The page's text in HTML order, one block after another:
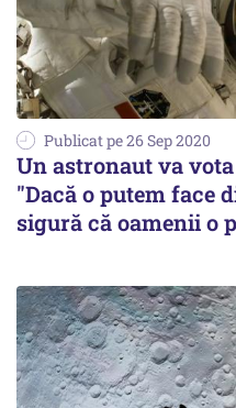
Publicat pe 26 Sep 2020
Un astronaut va
"Dacă o putem face
sigură că oamenii o